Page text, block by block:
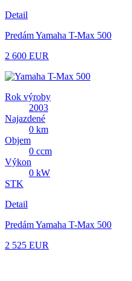
Detail
Predám Yamaha T-Max 500
2 600 EUR
Rok výroby
2003
Najazdené
0 km
Objem
0 ccm
Výkon
0 kW
STK
Detail
Predám Yamaha T-Max 500
2 525 EUR